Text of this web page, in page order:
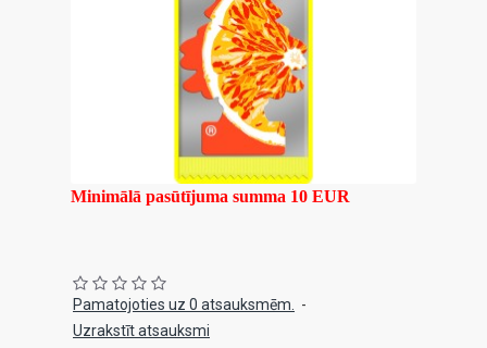
Minimālā pasūtījuma summa 10 EUR
Pamatojoties uz 0 atsauksmēm.
-
Uzrakstīt atsauksmi